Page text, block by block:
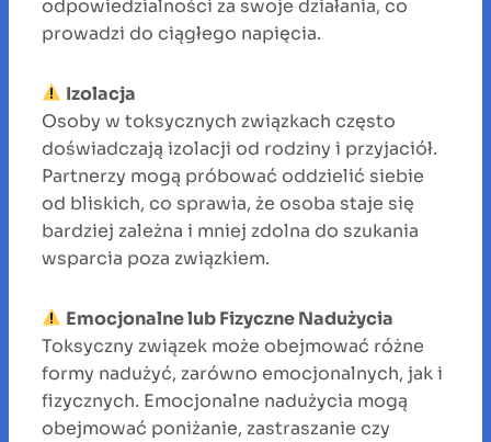
odpowiedzialności za swoje działania, co
prowadzi do ciągłego napięcia.
Izolacja
Osoby w toksycznych związkach często
doświadczają izolacji od rodziny i przyjaciół.
Partnerzy mogą próbować oddzielić siebie
od bliskich, co sprawia, że osoba staje się
bardziej zależna i mniej zdolna do szukania
wsparcia poza związkiem.
Emocjonalne lub Fizyczne Nadużycia
Toksyczny związek może obejmować różne
formy nadużyć, zarówno emocjonalnych, jak i
fizycznych. Emocjonalne nadużycia mogą
obejmować poniżanie, zastraszanie czy